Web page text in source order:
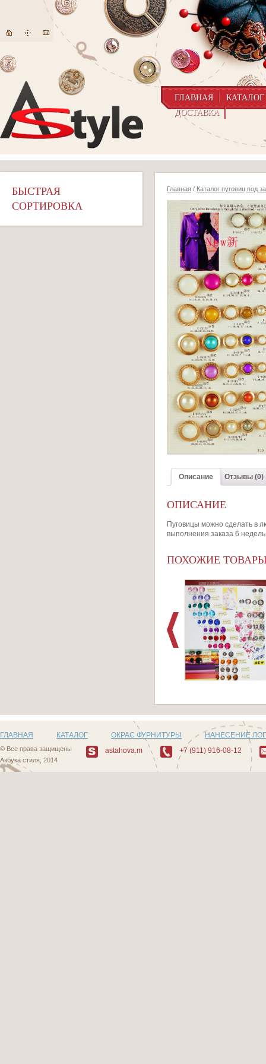
ГЛАВНАЯ
КАТАЛОГ
ДОСТАВКА
БЫСТРАЯ
СОРТИРОВКА
Главная / Каталог пуговиц под
Описание Отзывы (0)
ОПИСАНИЕ
Пуговицы можно сделать в
выполнения заказа 6
ПОХОЖИЕ
509_2
ГЛАВНАЯ КАТАЛОГ ОКРАС ФУРНИТУРЫ НАНЕСЕНИЕ
© Все права защищены
Азбука стиля, 2014
astahova.m +7 (911) 916-08-12